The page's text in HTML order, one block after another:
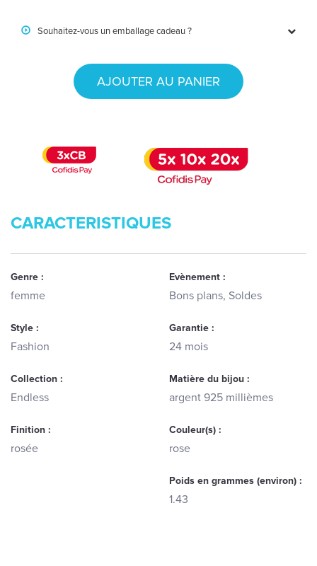
Souhaitez-vous un emballage cadeau ?
AJOUTER AU PANIER
CARACTERISTIQUES
Genre :
femme
Evènement :
Bons plans, Soldes
Style :
Fashion
Garantie :
24 mois
Collection :
Endless
Matière du bijou :
argent 925 millièmes
Finition :
rosée
Couleur(s) :
rose
Poids en grammes (environ) :
1.43